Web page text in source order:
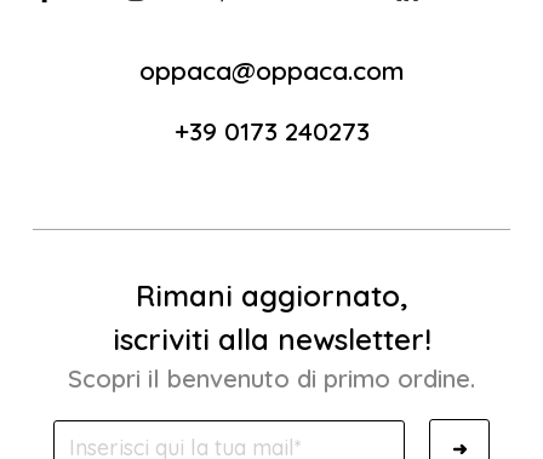
Rimani aggiornato,
iscriviti alla newsletter!
Scopri il benvenuto di primo ordine.
oppaca@oppaca.com
+39 0173 240273